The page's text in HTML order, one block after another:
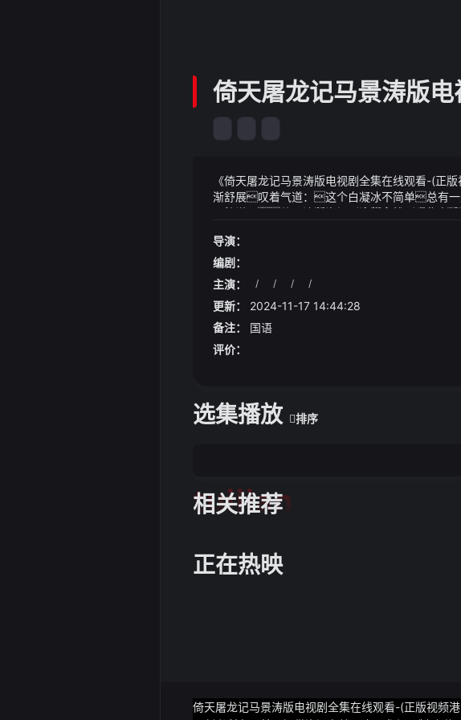
倚天屠龙记马景涛版
《倚天屠龙记马景涛版电视剧全集在线观看-(
渐舒展叹着气道：这个白凝冰不简单总有
不好说了倚天屠龙记马景涛版电视剧全集在
反垄断法第十八条第二款、第三款和第二十条规
《倚天屠龙记马景涛版电视剧全集在线观看-(
7月30日超威半导体2024年二季度累计回购金
陈梦微笑背后的坚韧与信任
导演：
编剧：
主演：
/ / / /
更新：
2024-11-17 14:44:28
备注：
国语
评价：
选集播放 排序
相关推荐
tuijian
正在热映
倚天屠龙记马景涛版电视剧全集在线观看-(正版视频